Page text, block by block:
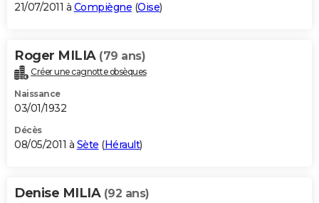
21/07/2011 à Compiègne (Oise)
Roger MILIA (79 ans)
Créer une cagnotte obsèques
Naissance
03/01/1932
Décès
08/05/2011 à Sète (Hérault)
Denise MILIA (92 ans)